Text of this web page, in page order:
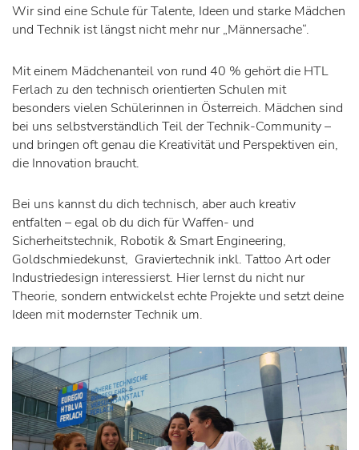
Wir sind eine Schule für Talente, Ideen und starke Mädchen
und Technik ist längst nicht mehr nur „Männersache“.
Mit einem Mädchenanteil von rund 40 % gehört die HTL
Ferlach zu den technisch orientierten Schulen mit
besonders vielen Schülerinnen in Österreich. Mädchen sind
bei uns selbstverständlich Teil der Technik-Community –
und bringen oft genau die Kreativität und Perspektiven ein,
die Innovation braucht.
Bei uns kannst du dich technisch, aber auch kreativ
entfalten – egal ob du dich für Waffen- und
Sicherheitstechnik, Robotik & Smart Engineering,
Goldschmiedekunst, Graviertechnik inkl. Tattoo Art oder
Industriedesign interessierst. Hier lernst du nicht nur
Theorie, sondern entwickelst echte Projekte und setzt deine
Ideen mit modernster Technik um.